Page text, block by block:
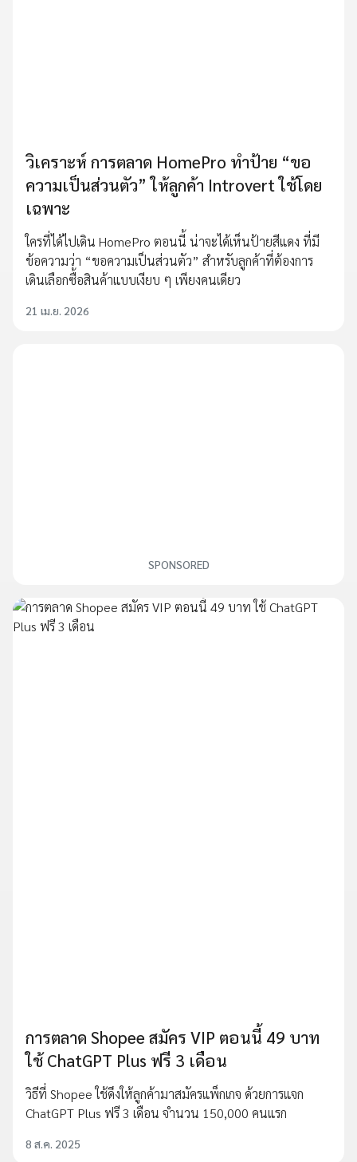
วิเคราะห์ การตลาด HomePro ทำป้าย “ขอ
ความเป็นส่วนตัว” ให้ลูกค้า Introvert ใช้โดย
เฉพาะ
ใครที่ได้ไปเดิน HomePro ตอนนี้ น่าจะได้เห็นป้ายสีแดง ที่มี
ข้อความว่า “ขอความเป็นส่วนตัว” สำหรับลูกค้าที่ต้องการ
เดินเลือกซื้อสินค้าแบบเงียบ ๆ เพียงคนเดียว
21 เม.ย. 2026
SPONSORED
การตลาด Shopee สมัคร VIP ตอนนี้ 49 บาท
ใช้ ChatGPT Plus ฟรี 3 เดือน
วิธีที่ Shopee ใช้ดึงให้ลูกค้ามาสมัครแพ็กเกจ ด้วยการแจก
ChatGPT Plus ฟรี 3 เดือน จำนวน 150,000 คนแรก
8 ส.ค. 2025